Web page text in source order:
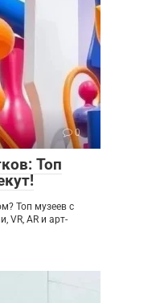
0
Топ
Топ музеев с
VR, AR и арт-